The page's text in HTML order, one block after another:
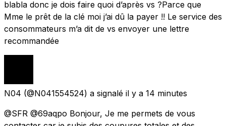
blabla donc je dois faire quoi d’après vs ?Parce que
Mme le prêt de la clé moi j’ai dû la payer !! Le service des
consommateurs m’a dit de vs envoyer une lettre
recommandée
N04 (@N041554524) a signalé il y a 14 minutes
@SFR @69aqpo Bonjour, Je me permets de vous